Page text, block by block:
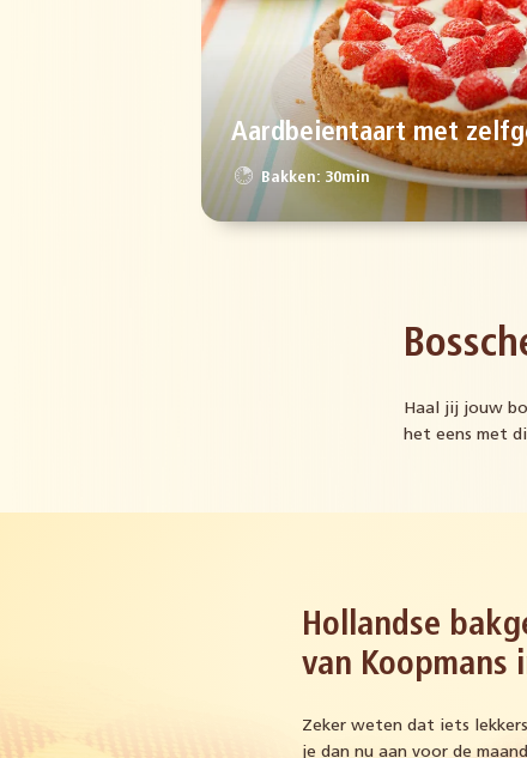
Aardbeientaart met
Bakken: 30min
Haal jij jouw
het eens met
Hollandse
van Koopmans
Zeker weten dat iets
je dan nu aan voor de